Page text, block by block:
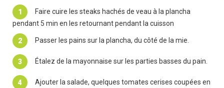
Faire cuire les steaks hachés de veau à la plancha
pendant 5 min en les retournant pendant la cuisson
Passer les pains sur la plancha, du côté de la mie.
Étalez de la mayonnaise sur les parties basses du pain.
Ajouter la salade, quelques tomates cerises coupées en